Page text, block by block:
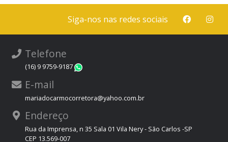
Siga-nos nas redes sociais
Telefone
(16) 9 9759-9187
E-mail
mariadocarmocorretora@yahoo.com.br
Endereço
Rua da Imprensa, n 35 Sala 01 Vila Nery - São Carlos -SP
CEP 13.569-007